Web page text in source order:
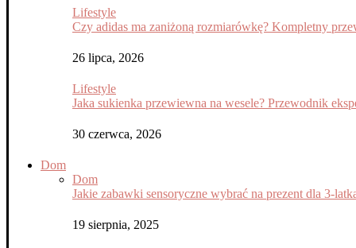
Lifestyle
Czy adidas ma zaniżoną rozmiarówkę? Kompletny
26 lipca, 2026
Lifestyle
Jaka sukienka przewiewna na wesele? Przewodnik
30 czerwca, 2026
Dom
Dom
Jakie zabawki sensoryczne wybrać na prezent dla 3-
19 sierpnia, 2025